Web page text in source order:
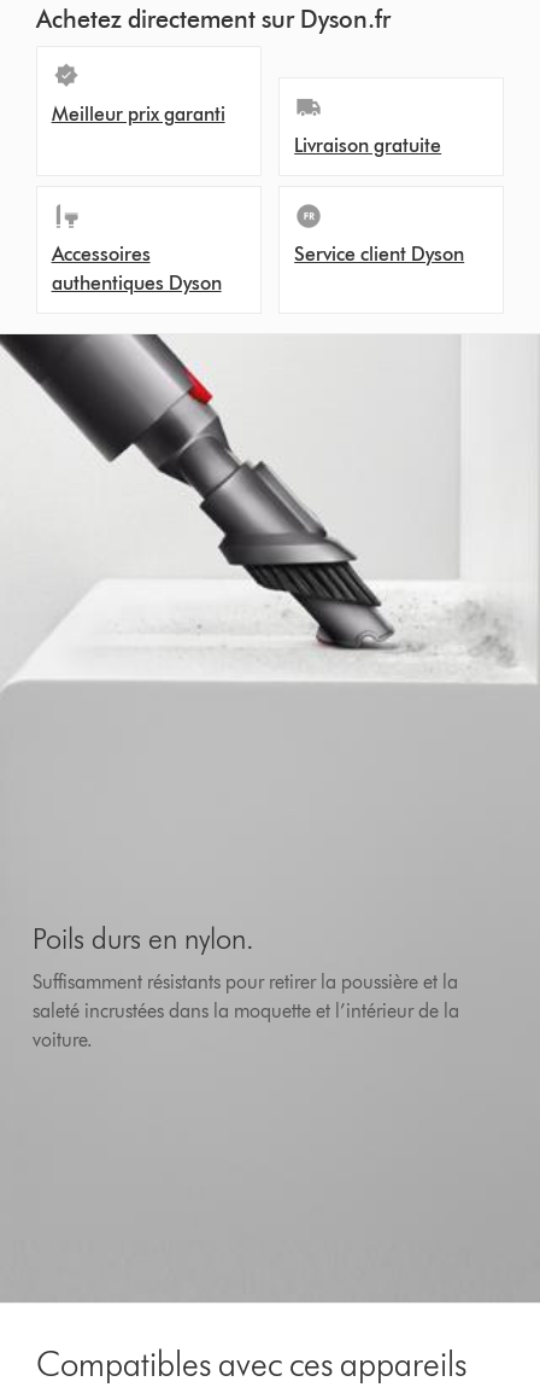
Achetez directement sur Dyson.fr
Meilleur prix garanti
Livraison gratuite
Accessoires
authentiques Dyson
Service client Dyson
Poils durs en nylon.
Suffisamment résistants pour retirer la poussière et la
saleté incrustées dans la moquette et l’intérieur de la
voiture.
Compatibles avec ces appareils